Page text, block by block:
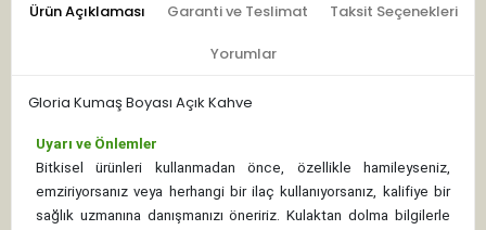
Ürün Açıklaması Garanti ve Teslimat Taksit Seçenekleri
Yorumlar
Gloria Kumaş Boyası Açık Kahve
Uyarı ve Önlemler
Bitkisel ürünleri kullanmadan önce, özellikle hamileyseniz,
emziriyorsanız veya herhangi bir ilaç kullanıyorsanız, kalifiye bir
sağlık uzmanına danışmanızı öneririz. Kulaktan dolma bilgilerle